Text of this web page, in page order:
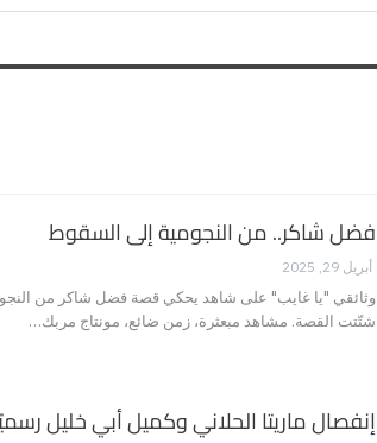
فضل شاكر.. من النجومية إلى السقوط
أبريل 29, 2025
وثائقي "يا غايب" على شاهد يحكي قصة فضل شاكر من
شتّتت القصة. مشاهد مبعثرة، زمن ضائع، مونتاج مربك…
إنفصال ماريتا الحلاني وكميل أبي خليل